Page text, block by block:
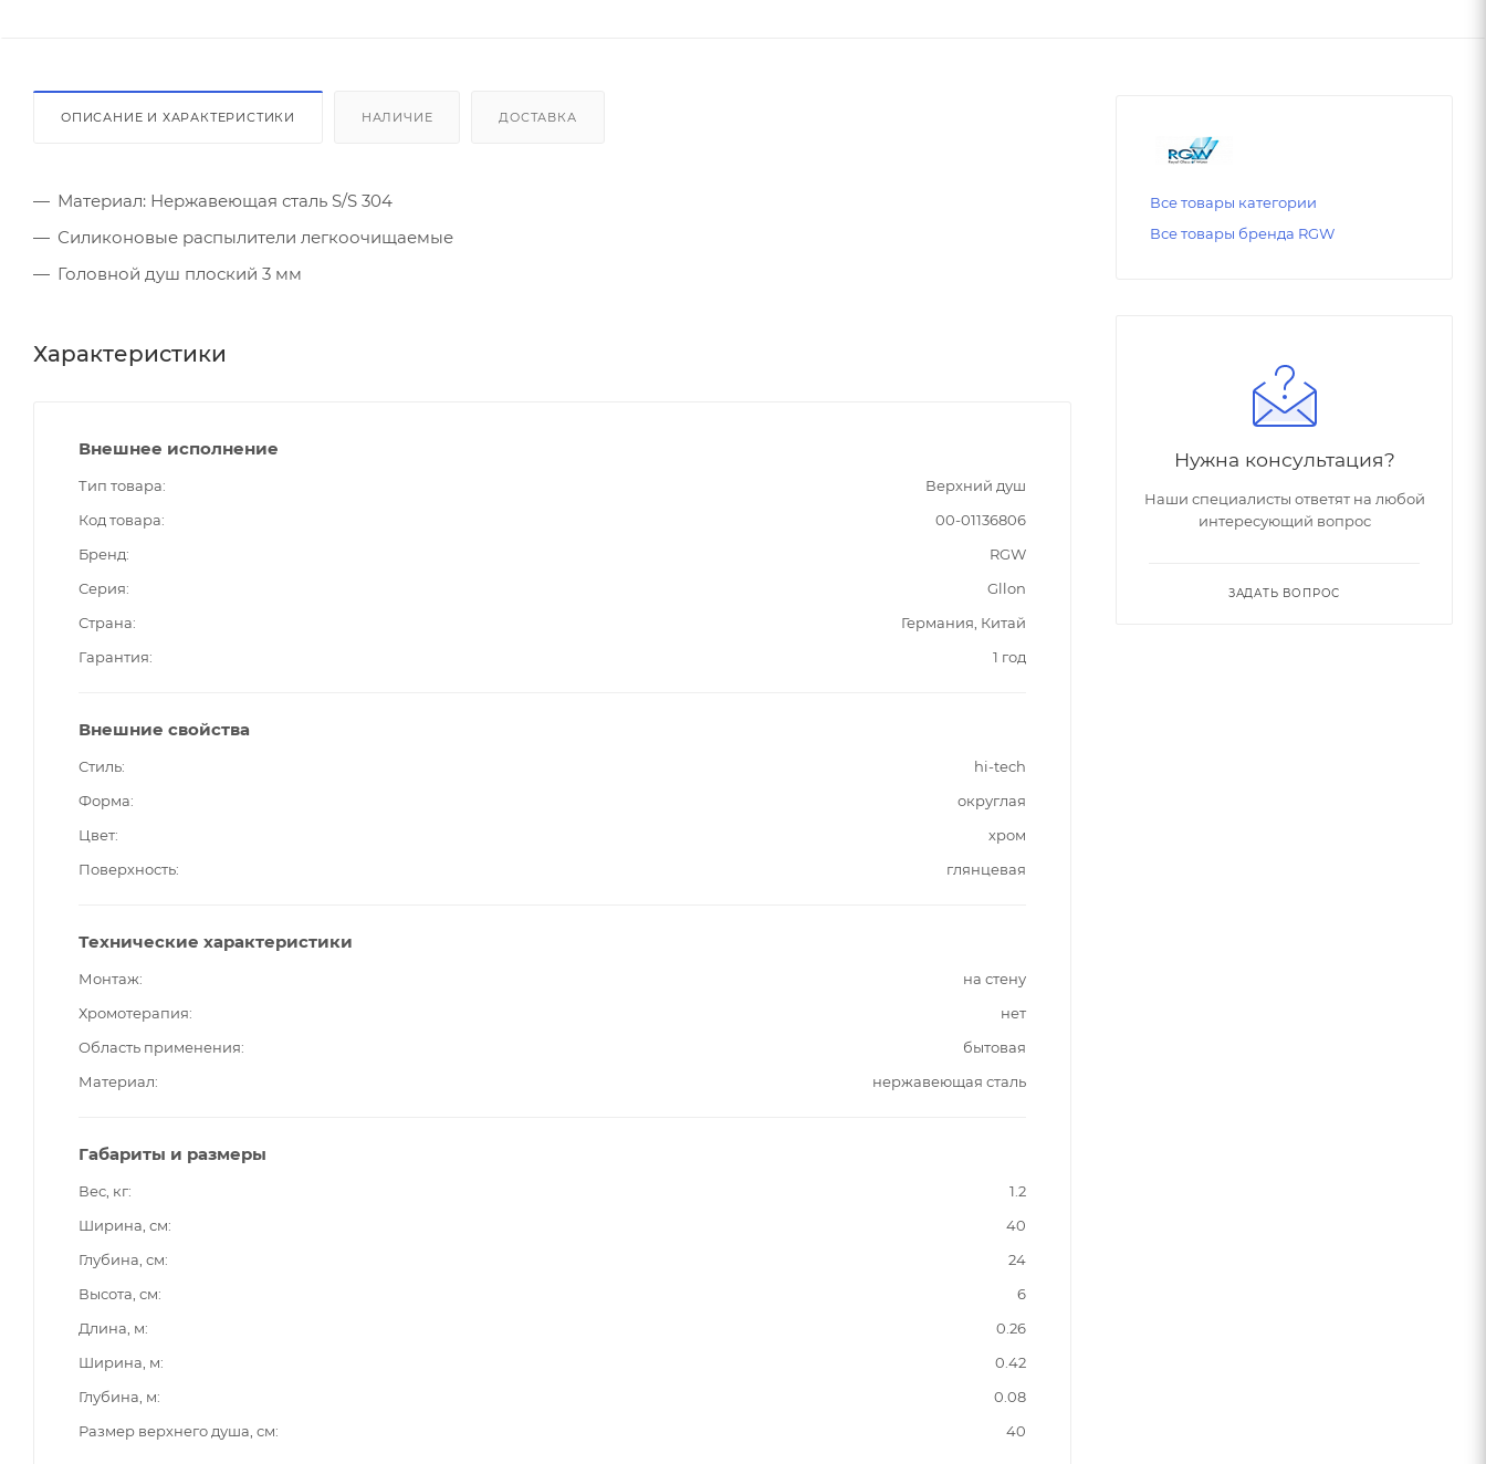
ОПИСАНИЕ И ХАРАКТЕРИСТИКИ НАЛИЧИЕ ДОСТАВКА
Материал: Нержавеющая сталь S/S 304
Силиконовые распылители легкоочищаемые
Головной душ плоский 3 мм
Характеристики
Внешнее исполнение
Тип товара
Верхний душ
Код товара
00-01136806
Бренд
RGW
Серия
Gllon
Страна
Германия, Китай
Гарантия
1 год
Внешние свойства
Стиль
hi-tech
Форма
округлая
Цвет
хром
Поверхность
глянцевая
Технические характеристики
Монтаж
на стену
Хромотерапия
нет
Область применения
бытовая
Материал
нержавеющая сталь
Габариты и размеры
Вес, кг
1.2
Ширина, см
40
Глубина, см
24
Высота, см
6
Длина, м
0.26
Ширина, м
0.42
Глубина, м
0.08
Размер верхнего душа, см
40
Все товары категории
Все товары бренда RGW
Нужна консультация?
Наши специалисты ответят на любой
интересующий вопрос
ЗАДАТЬ ВОПРОС